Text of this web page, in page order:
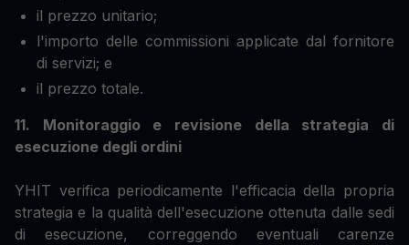
il prezzo unitario;
l'importo delle commissioni applicate dal fornitore
di servizi; e
il prezzo totale.
11. Monitoraggio e revisione della strategia di
esecuzione degli ordini
YHIT verifica periodicamente l'efficacia della propria
strategia e la qualità dell'esecuzione ottenuta dalle sedi
di esecuzione, correggendo eventuali carenze